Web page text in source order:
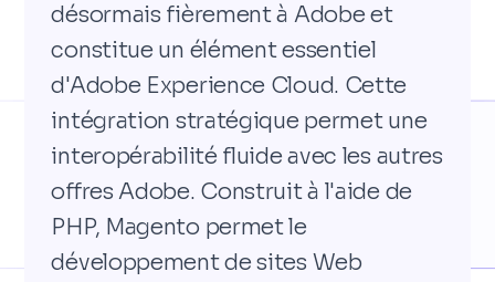
désormais fièrement à Adobe et
constitue un élément essentiel
d'Adobe Experience Cloud. Cette
intégration stratégique permet une
interopérabilité fluide avec les autres
offres Adobe. Construit à l'aide de
PHP, Magento permet le
développement de sites Web